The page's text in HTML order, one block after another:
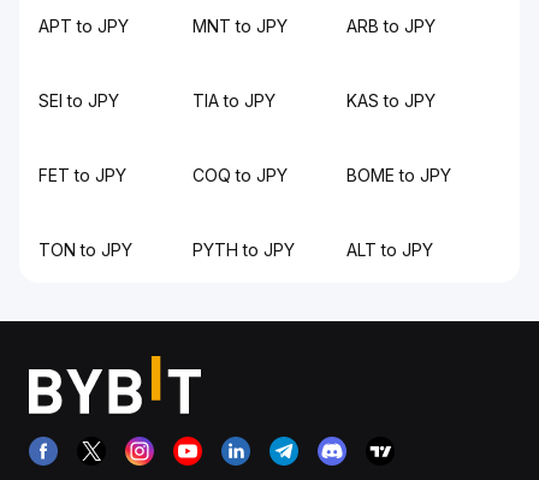
APT to JPY MNT to JPY ARB to JPY
SEI to JPY TIA to JPY KAS to JPY
FET to JPY COQ to JPY BOME to JPY
TON to JPY PYTH to JPY ALT to JPY